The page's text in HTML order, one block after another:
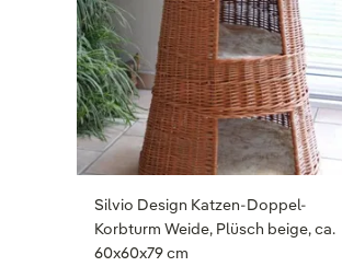
Silvio Design Katzen-Doppel-
Korbturm Weide, Plüsch beige, ca.
60x60x79 cm